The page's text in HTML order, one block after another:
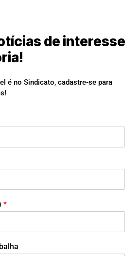
de interesse
é no Sindicato, cadastre-se para
*